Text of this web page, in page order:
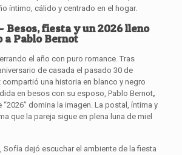
íntimo, cálido y centrado en el hogar.
Besos, fiesta y un 2026 lleno
a Pablo Bernot
el año con puro romance. Tras
de casada el pasado 30 de
compartió una historia en blanco y negro
en besos con su esposo, Pablo Bernot,
“2026” domina la imagen. La postal, íntima y
que la pareja sigue en plena luna de miel
Sofía dejó escuchar el ambiente de la fiesta